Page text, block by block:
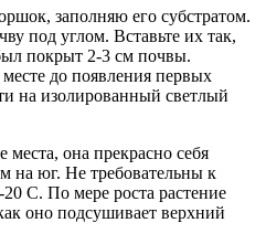
заполняю его субстратом.
под углом. Вставьте их так,
покрыт 2-3 см почвы.
до появления первых
на изолированный светлый
она прекрасно себя
на юг. Не требовательны к
C. По мере роста растение
оно подсушивает верхний